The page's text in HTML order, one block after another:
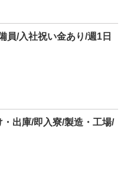
員/入社祝い金あり/週1日
・出庫/即入寮/製造・工場/